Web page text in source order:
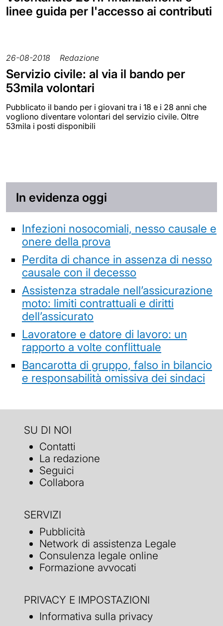
linee guida per l'accesso ai contributi
26-08-2018 Redazione
Servizio civile: al via il bando per
53mila volontari
Pubblicato il bando per i giovani tra i 18 e i 28 anni che
vogliono diventare volontari del servizio civile. Oltre
53mila i posti disponibili
In evidenza oggi
Infezioni nosocomiali, nesso causale e
onere della prova
Perdita di chance in assenza di nesso
causale con il decesso
Assistenza stradale nell’assicurazione
moto: limiti contrattuali e diritti
dell’assicurato
Lavoratore e datore di lavoro: un
rapporto a volte conflittuale
Bancarotta di gruppo, falso in bilancio
e responsabilità omissiva dei sindaci
SU DI NOI
Contatti
La redazione
Seguici
Collabora
SERVIZI
Pubblicità
Network di assistenza Legale
Consulenza legale online
Formazione avvocati
PRIVACY E IMPOSTAZIONI
Informativa sulla privacy